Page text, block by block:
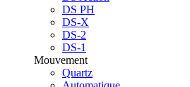
DS PH
DS-X
DS-2
DS-1
Mouvement
Quartz